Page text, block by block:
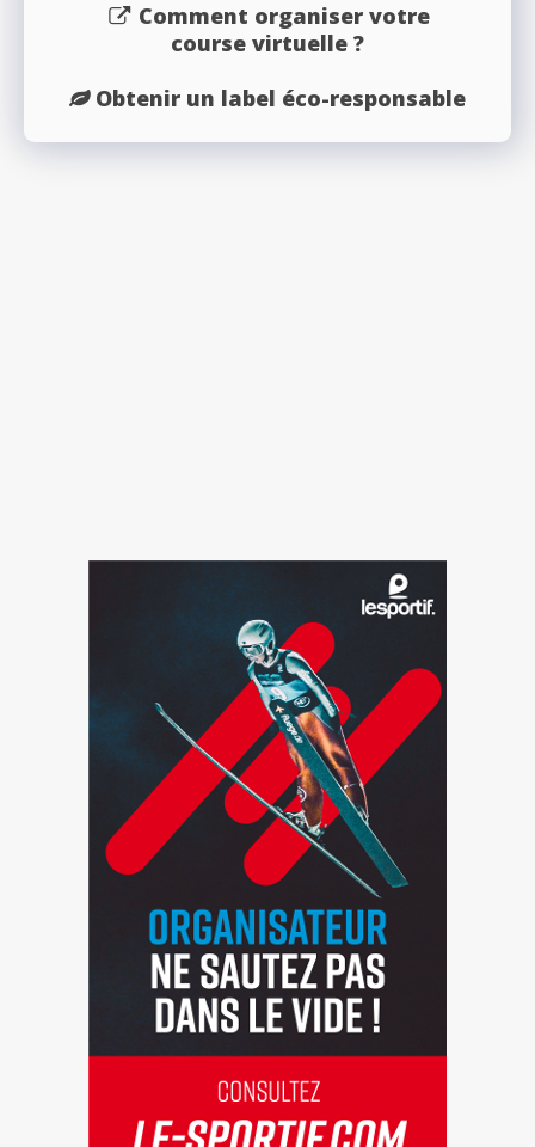
Comment organiser votre
course virtuelle ?
Obtenir un label éco-responsable